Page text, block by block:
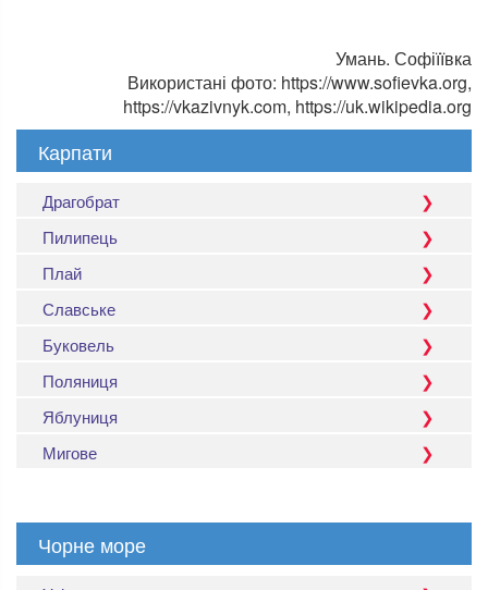
Умань. Софіїївка
Використані фото: https://www.sofievka.org,
https://vkazivnyk.com, https://uk.wikipedia.org
Карпати
Драгобрат
Пилипець
Плай
Славське
Буковель
Поляниця
Яблуниця
Мигове
Чорне море